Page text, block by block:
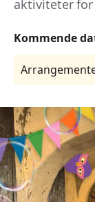
aktiviteter for
Kommende